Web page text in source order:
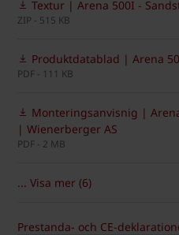
Textur | Arena 500I -
ZIP - 515 KB
Produktdatablad | Arena
PDF - 111 KB
Monteringsanvisnig |
| Wienerberger AS
PDF - 2 MB
... Visa mer (6)
Prestanda- och CE-